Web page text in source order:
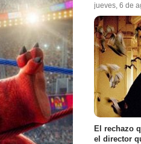
jueves, 6 de
El rechazo
el director